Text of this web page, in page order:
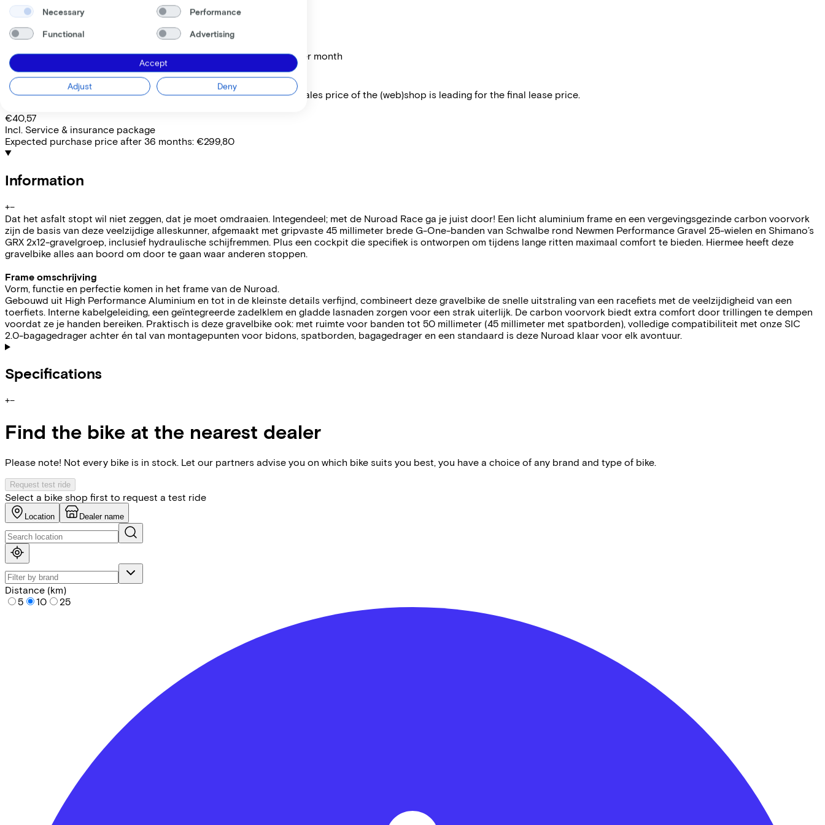
Frame shape
Diamond
EMPLOYEE SELF-EMPLOYED
Lease this bike through your employer. Calculate the lease price per month
Gross monthly salary
My employer pays€
Please note: the stated lease and sales prices are indicative. The sales price of the (web)shop is leading for the final lease price.
€40,57
Incl. Service & insurance package
Expected purchase price after 36 months: €299,80
Information
+−
Dat het asfalt stopt wil niet zeggen, dat je moet omdraaien. Integendeel; met de Nuroad Race ga je juist door! Een licht aluminium frame en een vergevingsgezinde carbon voorvork
zijn de basis van deze veelzijdige alleskunner, afgemaakt met gripvaste 45 millimeter brede G-One-banden van Schwalbe rond Newmen Performance Gravel 25-wielen en Shimano’s
GRX 2x12-gravelgroep, inclusief hydraulische schijfremmen. Plus een cockpit die specifiek is ontworpen om tijdens lange ritten maximaal comfort te bieden. Hiermee heeft deze
gravelbike alles aan boord om door te gaan waar anderen stoppen.
Frame omschrijving
Vorm, functie en perfectie komen in het frame van de Nuroad.
Gebouwd uit High Performance Aluminium en tot in de kleinste details verfijnd, combineert deze gravelbike de snelle uitstraling van een racefiets met de veelzijdigheid van een
toerfiets. Interne kabelgeleiding, een geïntegreerde zadelklem en gladde lasnaden zorgen voor een strak uiterlijk. De carbon voorvork biedt extra comfort door trillingen te dempen
voordat ze je handen bereiken. Praktisch is deze gravelbike ook: met ruimte voor banden tot 50 millimeter (45 millimeter met spatborden), volledige compatibiliteit met onze SIC
2.0-bagagedrager achter én tal van montagepunten voor bidons, spatborden, bagagedrager en een standaard is deze Nuroad klaar voor elk avontuur.
Specifications
+−
Find the bike at the nearest dealer
Please note! Not every bike is in stock. Let our partners advise you on which bike suits you best, you have a choice of any brand and type of bike.
Request test ride
Select a bike shop first to request a test ride
Location Dealer name
Distance (km)
5
10 25
Necessary Performance
Functional Advertising
Accept
Adjust Deny